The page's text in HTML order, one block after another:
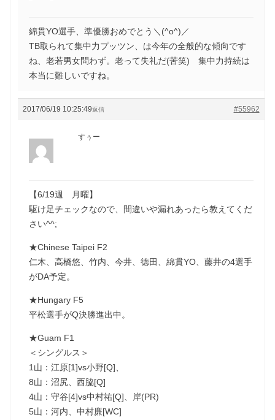
綿貫YO選手、準優勝おめでとう＼(^o^)／
TB取られて集中力プッツン、は今年の全般的な傾向です
ね、老若男女問わず。老って失礼だ(苦笑) 集中力持続は
本当に難しいですね。
2017/06/19 10:25:49 #55962
返信
すぅー
【6/19週 月曜】
駆け足チェックなので、間違いや漏れあったら教えてくだ
さい^^;
★Chinese Taipei F2
仁木、高橋悠、竹内、今井、徳田、綿貫YO、藤井の4選手
がDA予定。
★Hungary F5
平松選手がQ決勝進出中。
★Guam F1
＜シングルス＞
1山：江原[1]vs小野[Q]、
8山：沼尻、西脇[Q]
4山：守谷[4]vs中村祐[Q]、岸(PR)
5山：河内、中村廉[WC]